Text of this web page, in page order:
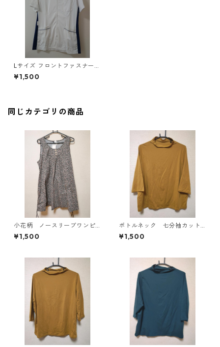
Lサイズ フロントファスナー
サイド配色 スクラブ ホワイト
×ブルー ◆KIY-1077◆
¥1,500
同じカテゴリの商品
小花柄 ノースリーブワンピ
ース ４Ｌ ブラック KAE-
4819
¥1,500
ボトルネック 七分袖カット
ソー ４Ｌ マスタード KA
E-4818
¥1,500